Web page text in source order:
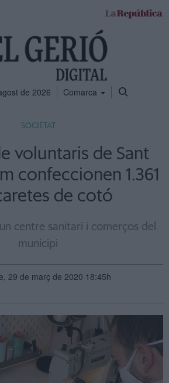
de 2026 Comarca
SOCIETAT
voluntaris de Sant
confeccionen 1.361
de cotó
centre sanitari i comerços del
municipi
29 de març de 2020 18:45h